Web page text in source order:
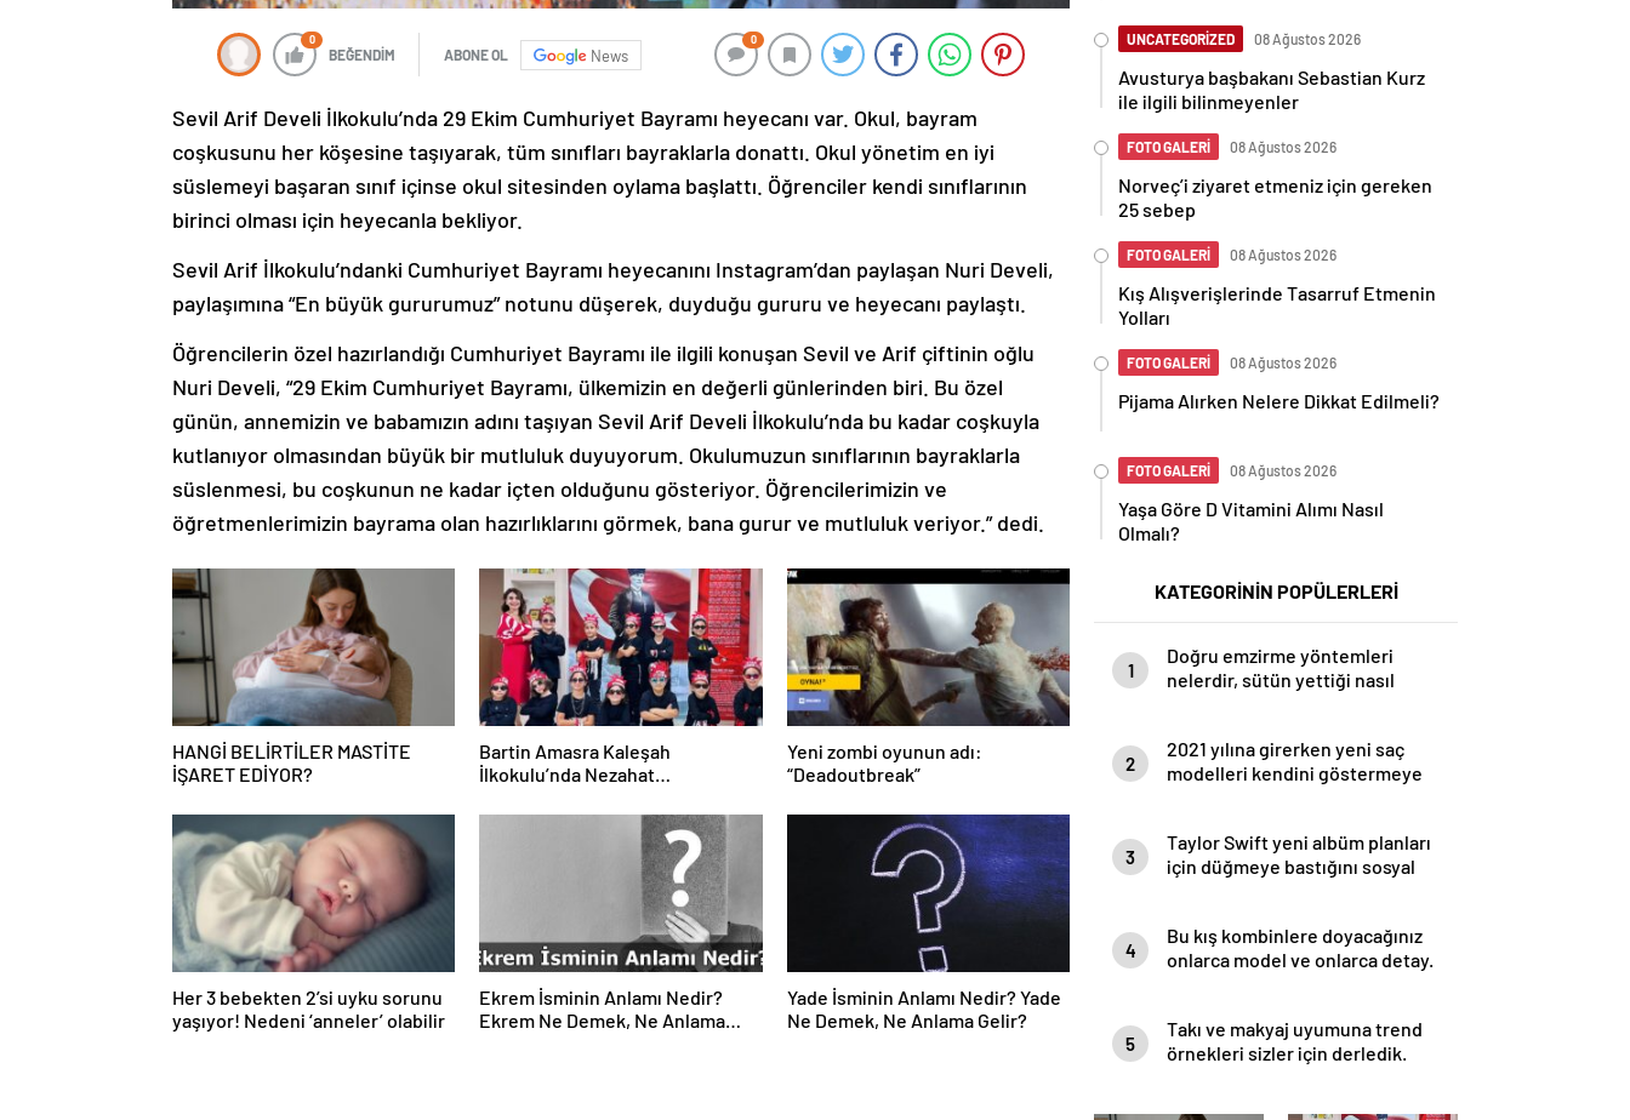
0
BEĞENDİM ABONE OL News
0
Sevil Arif Develi İlkokulu’nda 29 Ekim Cumhuriyet Bayramı heyecanı var. Okul, bayram
coşkusunu her köşesine taşıyarak, tüm sınıfları bayraklarla donattı. Okul yönetim en iyi
süslemeyi başaran sınıf içinse okul sitesinden oylama başlattı. Öğrenciler kendi sınıflarının
birinci olması için heyecanla bekliyor.
Sevil Arif İlkokulu’ndanki Cumhuriyet Bayramı heyecanını Instagram’dan paylaşan Nuri Develi,
paylaşımına “En büyük gururumuz” notunu düşerek, duyduğu gururu ve heyecanı paylaştı.
Öğrencilerin özel hazırlandığı Cumhuriyet Bayramı ile ilgili konuşan Sevil ve Arif çiftinin oğlu
Nuri Develi, “29 Ekim Cumhuriyet Bayramı, ülkemizin en değerli günlerinden biri. Bu özel
günün, annemizin ve babamızın adını taşıyan Sevil Arif Develi İlkokulu’nda bu kadar coşkuyla
kutlanıyor olmasından büyük bir mutluluk duyuyorum. Okulumuzun sınıflarının bayraklarla
süslenmesi, bu coşkunun ne kadar içten olduğunu gösteriyor. Öğrencilerimizin ve
öğretmenlerimizin bayrama olan hazırlıklarını görmek, bana gurur ve mutluluk veriyor.” dedi.
HANGİ BELİRTİLER MASTİTE
İŞARET EDİYOR?
Bartin Amasra Kaleşah
İlkokulu’nda Nezahat
Uluslararası Başarı
Yeni zombi oyunun adı:
“Deadoutbreak”
Her 3 bebekten 2’si uyku sorunu
yaşıyor! Nedeni ‘anneler’ olabilir
Ekrem İsminin Anlamı Nedir?
Ekrem Ne Demek, Ne Anlama
Yade İsminin Anlamı Nedir? Yade
Ne Demek, Ne Anlama Gelir?
UNCATEGORİZED 08 Ağustos 2026
Avusturya başbakanı Sebastian Kurz
ile ilgili bilinmeyenler
FOTO GALERİ 08 Ağustos 2026
Norveç’i ziyaret etmeniz için gereken
25 sebep
FOTO GALERİ 08 Ağustos 2026
Kış Alışverişlerinde Tasarruf Etmenin
Yolları
FOTO GALERİ 08 Ağustos 2026
Pijama Alırken Nelere Dikkat Edilmeli?
FOTO GALERİ 08 Ağustos 2026
Yaşa Göre D Vitamini Alımı Nasıl
Olmalı?
KATEGORİNİN POPÜLERLERİ
1
Doğru emzirme yöntemleri
nelerdir, sütün yettiği nasıl
2
2021 yılına girerken yeni saç
modelleri kendini göstermeye
3
Taylor Swift yeni albüm planları
için düğmeye bastığını sosyal
4
Bu kış kombinlere doyacağınız
onlarca model ve onlarca detay.
5
Takı ve makyaj uyumuna trend
örnekleri sizler için derledik.